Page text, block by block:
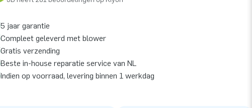
5 jaar garantie
Compleet geleverd met blower
Gratis verzending
Beste in-house reparatie service van NL
Indien op voorraad, levering binnen 1 werkdag